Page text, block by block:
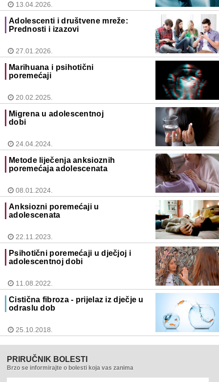
13.04.2026.
Adolescenti i društvene mreže:
Prednosti i izazovi
27.01.2026.
Marihuana i psihotični
poremećaji
20.02.2025.
Migrena u adolescentnoj
dobi
24.04.2024.
Metode liječenja anksioznih
poremećaja adolescenata
08.01.2024.
Anksiozni poremećaji u
adolescenata
22.11.2023.
Psihotični poremećaji u dječjoj i
adolescentnoj dobi
11.08.2022.
Cistična fibroza - prijelaz iz dječje u
odraslu dob
25.10.2018.
PRIRUČNIK BOLESTI
Brzo se informirajte o bolesti koja vas zanima